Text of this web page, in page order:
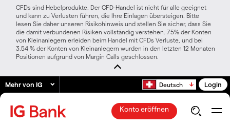
CFDs sind Hebelprodukte. Der CFD-Handel ist nicht für alle geeignet
und kann zu Verlusten führen, die Ihre Einlagen übersteigen. Bitte
lesen Sie daher unseren Risikohinweis und stellen Sie sicher, dass Sie
die damit verbundenen Risiken vollständig verstehen. 75% der Konten
von Kleinanlegern erleiden beim Handel mit CFDs Verluste, und bei
3.54 % der Konten von Kleinanlegern wurden in den letzten 12 Monaten
Positionen aufgrund von Margin Calls geschlossen.
Mehr von IG Deutsch Login
Konto eröffnen